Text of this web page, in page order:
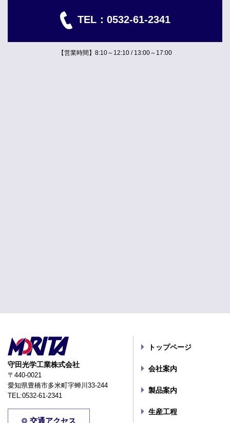
TEL： 0532-61-2341
【営業時間】8:10～12:10 / 13:00～17:00
守田光学工業株式会社
〒440-0021
愛知県豊橋市多米町字蝉川33-244
TEL:0532-61-2341
交通アクセス
トップページ
会社案内
製品案内
生産工程